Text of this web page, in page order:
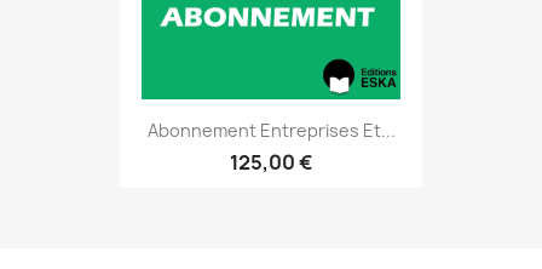
Abonnement Entreprises Et...
125,00 €